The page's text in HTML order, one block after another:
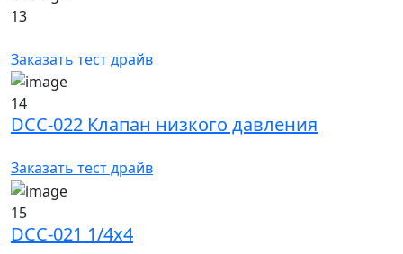
13
Заказать тест драйв
14
DCC-022 Клапан низкого давления
Заказать тест драйв
15
DCC-021 1/4х4